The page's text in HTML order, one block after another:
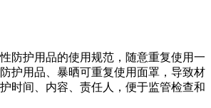
防护用品的使用规范，随意重复使用一
护用品、暴晒可重复使用面罩，导致材
时间、内容、责任人，便于监管检查和